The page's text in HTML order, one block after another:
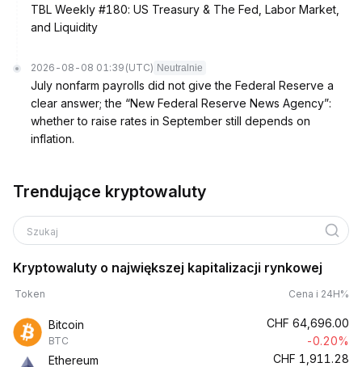
TBL Weekly #180: US Treasury & The Fed, Labor Market,
and Liquidity
2026-08-08 01:39 (UTC) Neutralnie
July nonfarm payrolls did not give the Federal Reserve a
clear answer; the “New Federal Reserve News Agency”:
whether to raise rates in September still depends on
inflation.
Trendujące kryptowaluty
Szukaj
Kryptowaluty o największej kapitalizacji rynkowej
Token Cena i 24H%
Bitcoin
BTC
CHF 64,696.00
-0.20%
Ethereum
CHF 1,911.28